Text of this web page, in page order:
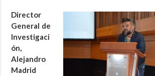
Director
General de
Investigaci
ón,
Alejandro
Madrid